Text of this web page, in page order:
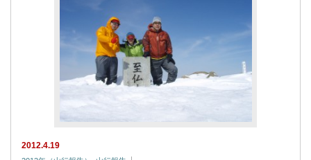
2012.4.19